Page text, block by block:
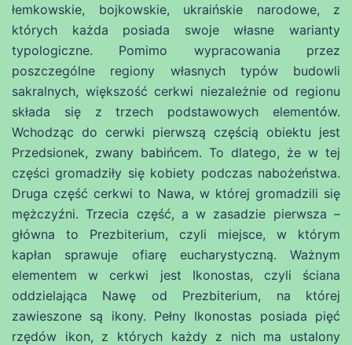
łemkowskie, bojkowskie, ukraińskie narodowe, z
których każda posiada swoje własne warianty
typologiczne. Pomimo wypracowania przez
poszczególne regiony własnych typów budowli
sakralnych, większość cerkwi niezależnie od regionu
składa się z trzech podstawowych elementów.
Wchodząc do cerwki pierwszą częścią obiektu jest
Przedsionek, zwany babińcem. To dlatego, że w tej
części gromadziły się kobiety podczas nabożeństwa.
Druga część cerkwi to Nawa, w której gromadzili się
mężczyźni. Trzecia część, a w zasadzie pierwsza –
główna to Prezbiterium, czyli miejsce, w którym
kapłan sprawuje ofiarę eucharystyczną. Ważnym
elementem w cerkwi jest Ikonostas, czyli ściana
oddzielająca Nawę od Prezbiterium, na której
zawieszone są ikony. Pełny Ikonostas posiada pięć
rzędów ikon, z których każdy z nich ma ustalony